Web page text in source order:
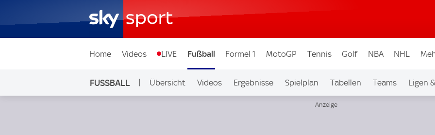
Home Videos LIVE Fußball Formel 1 MotoGP Tennis Golf NBA NHL
FUSSBALL Übersicht Videos Ergebnisse Spielplan Tabellen Teams Ligen